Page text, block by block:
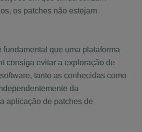
os patches não estejam
fundamental que uma plataforma
consiga evitar a exploração de
tanto as conhecidas como
da
aplicação de patches de